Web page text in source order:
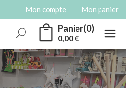
Mon compte Mon panier
Panier(0)
0,00€